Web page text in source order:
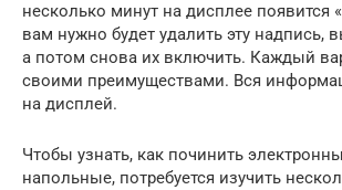
несколько минут на дисплее появится
вам нужно будет удалить эту надпись,
а потом снова их включить. Каждый
своими преимуществами. Вся
на дисплей.
Чтобы узнать, как починить
напольные, потребуется изучить